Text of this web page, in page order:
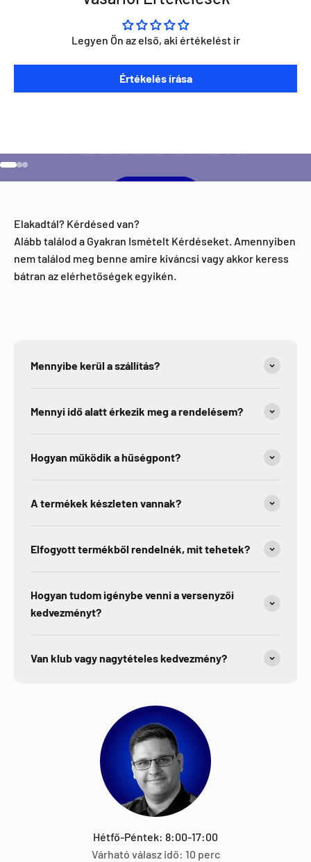
Legyen Ön az első, aki értékelést ír
Értékelés írása
Szeretnéd ha napra kész lennél minden Direct Darts
aktivitással kapcsolatban?
Elakadtál? Kérdésed van?
Alább találod a Gyakran Ismételt Kérdéseket. Amennyiben
nem találod meg benne amire kiváncsi vagy akkor keress
bátran az elérhetőségek egyikén.
Mennyibe kerül a szállítás?
Mennyi idő alatt érkezik meg a rendelésem?
Hogyan működik a hűségpont?
A termékek készleten vannak?
Elfogyott termékből rendelnék, mit tehetek?
Hogyan tudom igénybe venni a versenyzői
kedvezményt?
Van klub vagy nagytételes kedvezmény?
Hétfő-Péntek: 8:00-17:00
Várható válasz idő: 10 perc